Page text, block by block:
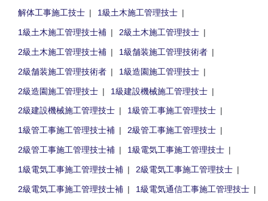
解体工事施工技士
1級土木施工管理技士
1級土木施工管理技士補
2級土木施工管理技士
2級土木施工管理技士補
1級舗装施工管理技術者
2級舗装施工管理技術者
1級造園施工管理技士
2級造園施工管理技士
1級建設機械施工管理技士
2級建設機械施工管理技士
1級管工事施工管理技士
1級管工事施工管理技士補
2級管工事施工管理技士
2級管工事施工管理技士補
1級電気工事施工管理技士
1級電気工事施工管理技士補
2級電気工事施工管理技士
2級電気工事施工管理技士補
1級電気通信工事施工管理技士